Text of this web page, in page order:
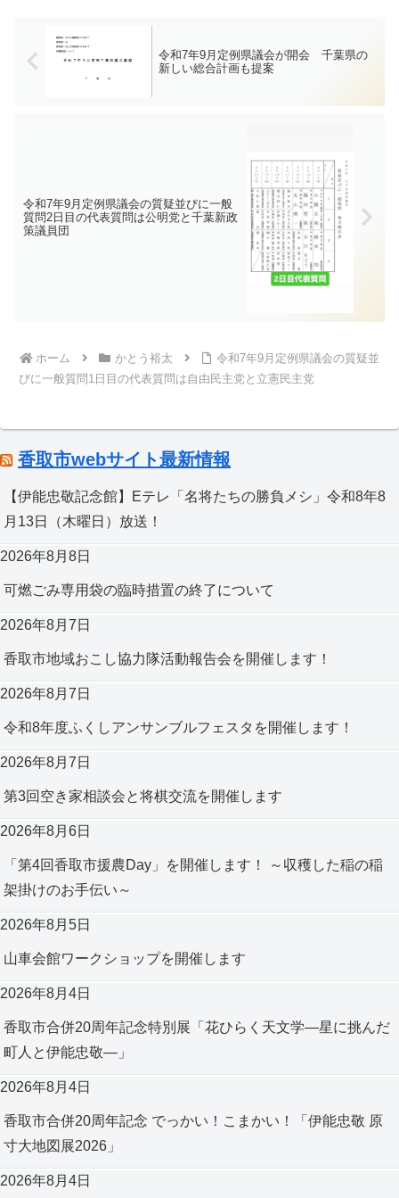
令和7年9月定例県議会が開会 千葉県の
新しい総合計画も提案
令和7年9月定例県議会の質疑並びに一般
質問2日目の代表質問は公明党と千葉新政
策議員団
ホーム かとう裕太
令和7年9月定例県議会の質疑並
びに一般質問1日目の代表質問は自由民主党と立憲民主党
香取市webサイト最新情報
【伊能忠敬記念館】Eテレ「名将たちの勝負メシ」令和8年8
月13日（木曜日）放送！
2026年8月8日
可燃ごみ専用袋の臨時措置の終了について
2026年8月7日
香取市地域おこし協力隊活動報告会を開催します！
2026年8月7日
令和8年度ふくしアンサンブルフェスタを開催します！
2026年8月7日
第3回空き家相談会と将棋交流を開催します
2026年8月6日
「第4回香取市援農Day」を開催します！ ～収穫した稲の稲
架掛けのお手伝い～
2026年8月5日
山車会館ワークショップを開催します
2026年8月4日
香取市合併20周年記念特別展「花ひらく天文学―星に挑んだ
町人と伊能忠敬―」
2026年8月4日
香取市合併20周年記念 でっかい！こまかい！「伊能忠敬 原
寸大地図展2026」
2026年8月4日